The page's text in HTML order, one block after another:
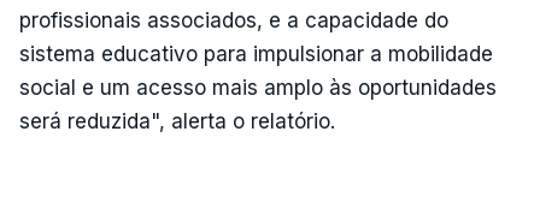
profissionais associados, e a capacidade do
sistema educativo para impulsionar a mobilidade
social e um acesso mais amplo às oportunidades
será reduzida", alerta o relatório.